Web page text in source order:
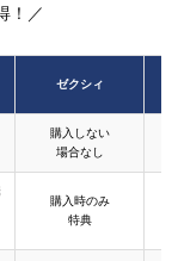
！／
ゼクシィ
購入しない
場合なし
購入時のみ
特典